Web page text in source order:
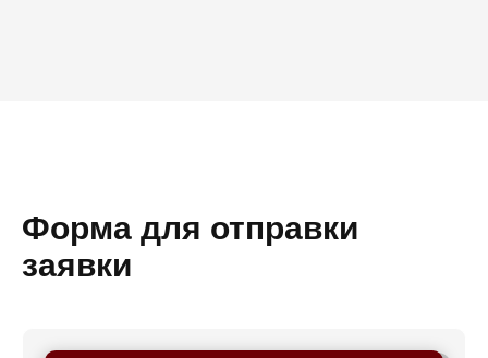
Форма для отправки
заявки